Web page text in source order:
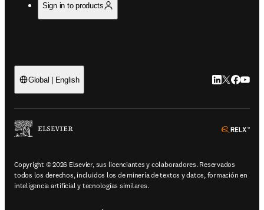
Sign in to products
Global | English LinkedIn se
Twitter se
Copyright © 2026 Elsevier, sus licenciantes y colaboradores. Reservados
todos los derechos, incluidos los de minería de textos y datos, formación en
inteligencia artificial y tecnologías similares.